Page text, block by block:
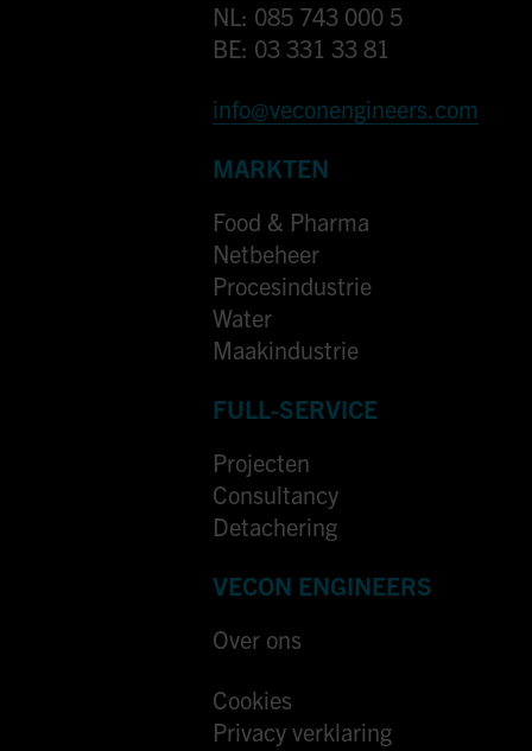
NL: 085 743 000 5
BE: 03 331 33 81
info@veconengineers.com
MARKTEN
Food & Pharma
Netbeheer
Procesindustrie
Water
Maakindustrie
FULL-SERVICE
Projecten
Consultancy
Detachering
VECON ENGINEERS
Over ons
Cookies
Privacy verklaring